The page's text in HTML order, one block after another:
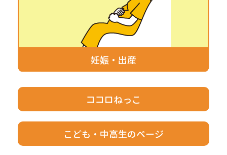
妊娠・出産
ココロねっこ
こども・中高生のページ